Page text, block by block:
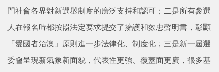
門社會各界對新選舉制度的廣泛支持和認可；二是所有參選
人在報名時都按照法定要求提交了擁護和效忠聲明書，彰顯
「愛國者治澳」原則進一步法律化、制度化；三是新一屆選
委會呈現新氣象新面貌，代表性更強、覆蓋面更廣，很多基